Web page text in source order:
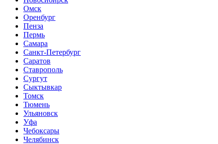
Омск
Оренбург
Пенза
Пермь
Самара
Санкт-Петербург
Саратов
Ставрополь
Сургут
Сыктывкар
Томск
Тюмень
Ульяновск
Уфа
Чебоксары
Челябинск